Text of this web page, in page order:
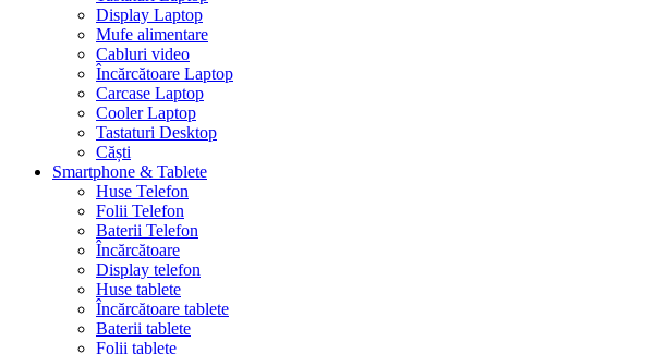
Display Laptop
Mufe alimentare
Cabluri video
Încărcătoare Laptop
Carcase Laptop
Cooler Laptop
Tastaturi Desktop
Căști
Smartphone & Tablete
Huse Telefon
Folii Telefon
Baterii Telefon
Încărcătoare
Display telefon
Huse tablete
Încărcătoare tablete
Baterii tablete
Folii tablete